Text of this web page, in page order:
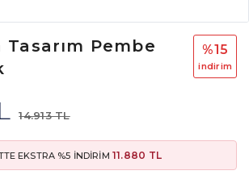
Pembe
14.913 TL
%15
i̇ndi̇ri̇m
EKSTRA %5 İNDİRİM 11.880 TL